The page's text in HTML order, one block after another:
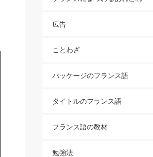
広告
ことわざ
パッケージのフランス語
タイトルのフランス語
フランス語の教材
勉強法